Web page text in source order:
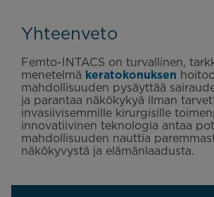
Yhteenveto
Femto-INTACS on turvallinen,
menetelmä keratokonuksen
mahdollisuuden pysäyttää
ja parantaa näkökykyä ilman
invasiivisemmille kirurgisille
innovatiivinen teknologia antaa
mahdollisuuden nauttia
näkökyvystä ja elämänlaadusta.